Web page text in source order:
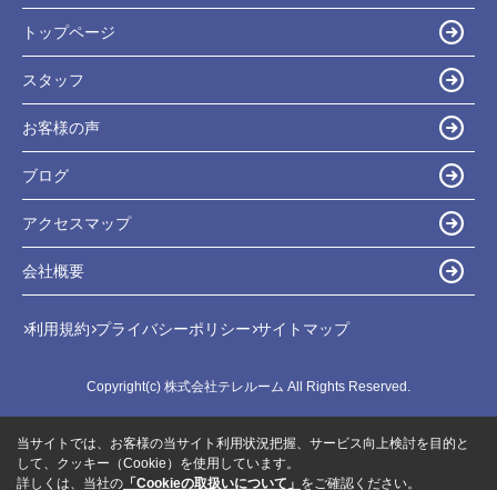
トップページ
スタッフ
お客様の声
ブログ
アクセスマップ
会社概要
利用規約 プライバシーポリシー サイトマップ
Copyright(c) 株式会社テレルーム All Rights Reserved.
当サイトでは、お客様の当サイト利用状況把握、サービス向上検討を目的と
して、クッキー（Cookie）を使用しています。
詳しくは、当社の 「Cookieの取扱いについて」 をご確認ください。